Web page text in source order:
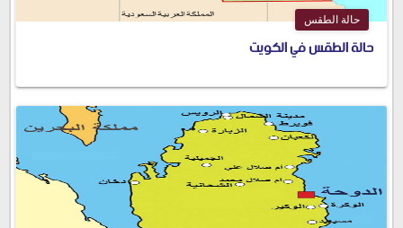
حالة الطقس
حالة الطقس في الكويت